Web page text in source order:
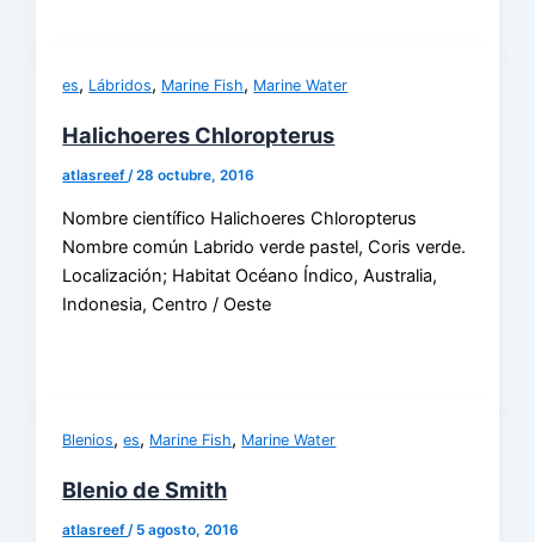
es, Lábridos, Marine Fish, Marine Water
Halichoeres Chloropterus
atlasreef/28 octubre, 2016
Nombre científico Halichoeres Chloropterus
Nombre común Labrido verde pastel, Coris verde.
Localización; Habitat Océano Índico, Australia,
Indonesia, Centro / Oeste
Blenios,es, Marine Fish, Marine Water
Blenio de Smith
atlasreef/ 5 agosto, 2016